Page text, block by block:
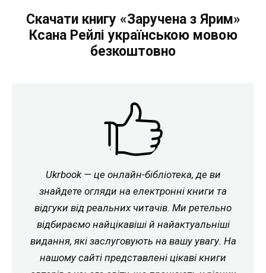
Скачати книгу «Заручена з Ярим»
Ксана Рейлі українською мовою
безкоштовно
Ukrbook — це онлайн-бібліотека, де ви
знайдете огляди на електронні книги та
відгуки від реальних читачів. Ми ретельно
відбираємо найцікавіші й найактуальніші
видання, які заслуговують на вашу увагу. На
нашому сайті представлені цікаві книги